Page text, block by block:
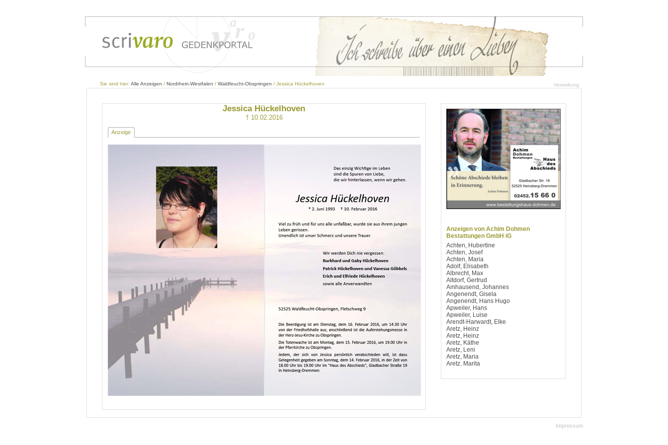
Verwaltung
Sie sind hier: Alle Anzeigen / Nordrhein-Westfalen / Waldfeucht-Obspringen / Jessica Hückelhoven
Jessica Hückelhoven
† 10.02.2016
Anzeige
Anzeigen von Achim Dohmen
Bestattungen GmbH iG
Achten, Hubertine
Achten, Josef
Achten, Maria
Adolf, Elisabeth
Albrecht, Max
Altdorf, Gertrud
Amhausend, Johannes
Angenendt, Gisela
Angenendt, Hans Hugo
Apweiler, Hans
Apweiler, Luise
Arendt-Harwardt, Elke
Aretz, Heinz
Aretz, Heinz
Aretz, Käthe
Aretz, Leni
Aretz, Maria
Aretz, Marita
Artelt, Notburga
Avdagic, Hedy
Impressum